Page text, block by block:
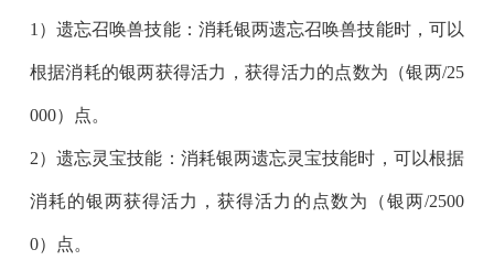
1）遗忘召唤兽技能：消耗银两遗忘召唤兽技能时，可以
根据消耗的银两获得活力，获得活力的点数为（银两/25
000）点。
2）遗忘灵宝技能：消耗银两遗忘灵宝技能时，可以根据
消耗的银两获得活力，获得活力的点数为（银两/2500
0）点。